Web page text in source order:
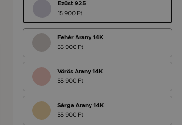
Ezüst 925
15 900 Ft
Fehér Arany 14K
55 900 Ft
Vörös Arany 14K
55 900 Ft
Sárga Arany 14K
55 900 Ft